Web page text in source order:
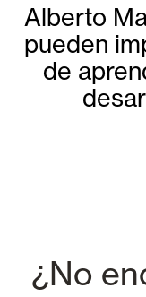
Alberto
pueden
de
¿No